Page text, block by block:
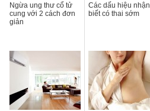
Ngừa ung thư cổ tử
cung với 2 cách đơn
giản
Các dấu hiệu nhận
biết có thai sớm